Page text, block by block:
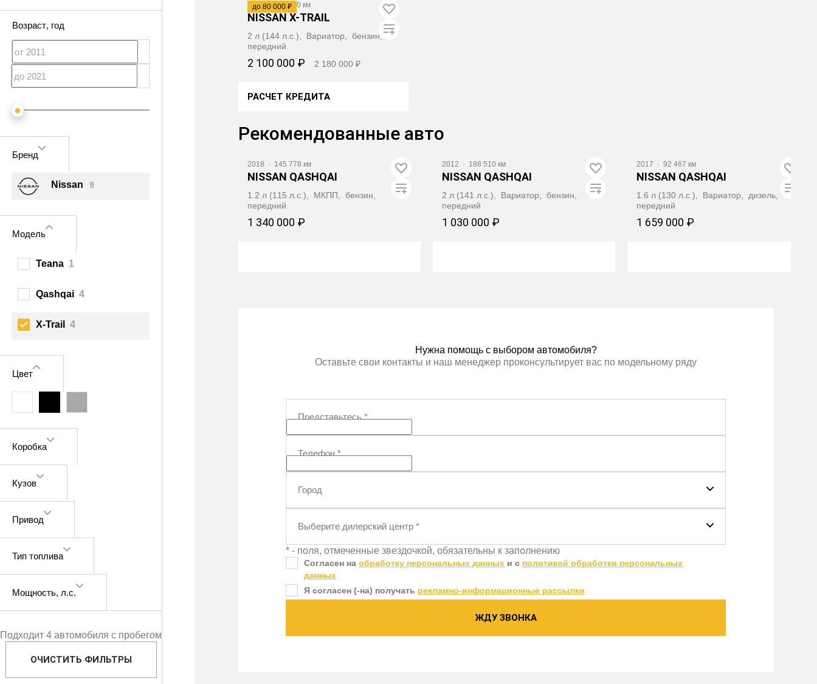
Возраст, год
Бренд
Nissan 9
Модель
Teana 1
Qashqai 4
X‑Trail 4
Цвет
Коробка
Кузов
Привод
Тип топлива
Мощность, л.с.
Подходит 4 автомобиля с пробегом
ОЧИСТИТЬ ФИЛЬТРЫ
до 80 000 ₽
2021· 118 150 км
NISSAN X-TRAIL
2 л (144 л.с.), Вариатор, бензин,
передний
2 100 000 ₽ 2 180 000 ₽
РАСЧЕТ КРЕДИТА
Рекомендованные авто
2018 · 145 778 км
NISSAN QASHQAI
1.2 л (115 л.с.), МКПП, бензин,
передний
1 340 000 ₽
2012 · 188 510 км
NISSAN QASHQAI
2 л (141 л.с.), Вариатор, бензин,
передний
1 030 000 ₽
2017 · 92 467 км
NISSAN QASHQAI
1.6 л (130 л.с.), Вариатор, дизель,
передний
1 659 000 ₽
Нужна помощь с выбором автомобиля?
Оставьте свои контакты и наш менеджер проконсультирует вас по модельному ряду
Представьтесь*
Телефон*
Город
Выберите дилерский центр *
* - поля, отмеченные звездочкой, обязательны к заполнению
Согласен на обработку персональных данных и c политикой обработки персональных
данных
Я согласен (-на) получать рекламно-информационные рассылки
ЖДУ ЗВОНКА